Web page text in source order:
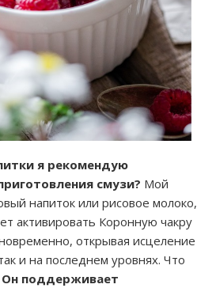
я рекомендую
смузи? Мой
напиток или рисовое молоко,
активировать Коронную чакру
открывая исцеление
и на последнем уровнях. Что
Он поддерживает